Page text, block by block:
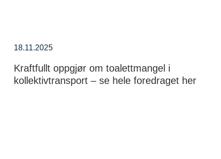
18.11.2025
Kraftfullt oppgjør om toalettmangel i
kollektivtransport – se hele foredraget her